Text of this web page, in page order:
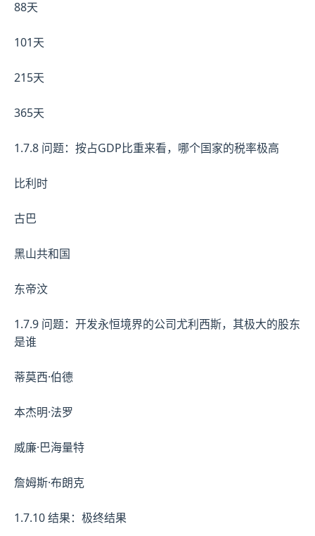
88天
101天
215天
365天
1.7.8 问题：按占GDP比重来看，哪个国家的税率极高
比利时
古巴
黑山共和国
东帝汶
1.7.9 问题：开发永恒境界的公司尤利西斯，其极大的股东
是谁
蒂莫西·伯德
本杰明·法罗
威廉·巴海量特
詹姆斯·布朗克
1.7.10 结果：极终结果